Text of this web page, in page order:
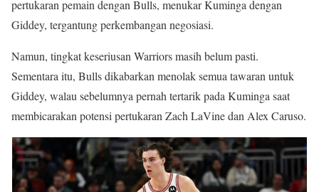
pertukaran pemain dengan Bulls, menukar Kuminga dengan
Giddey, tergantung perkembangan negosiasi.
Namun, tingkat keseriusan Warriors masih belum pasti.
Sementara itu, Bulls dikabarkan menolak semua tawaran untuk
Giddey, walau sebelumnya pernah tertarik pada Kuminga saat
membicarakan potensi pertukaran Zach LaVine dan Alex Caruso.